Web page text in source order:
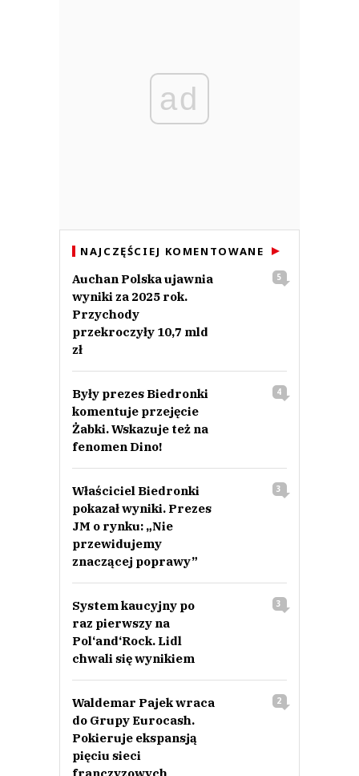
ad
NAJCZĘŚCIEJ KOMENTOWANE
Auchan Polska ujawnia
wyniki za 2025 rok.
Przychody
przekroczyły 10,7 mld
zł
5
Były prezes Biedronki
komentuje przejęcie
Żabki. Wskazuje też na
fenomen Dino!
4
Właściciel Biedronki
pokazał wyniki. Prezes
JM o rynku: „Nie
przewidujemy
znaczącej poprawy”
3
System kaucyjny po
raz pierwszy na
Pol‘and‘Rock. Lidl
chwali się wynikiem
3
Waldemar Pajek wraca
do Grupy Eurocash.
Pokieruje ekspansją
pięciu sieci
2